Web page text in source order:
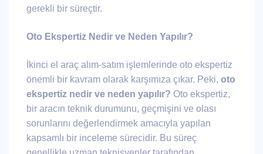
gerekli bir süreçtir.
Oto Ekspertiz Nedir ve Neden Yapılır?
İkinci el araç alım-satım işlemlerinde oto ekspertiz
önemli bir kavram olarak karşımıza çıkar. Peki, oto
ekspertiz nedir ve neden yapılır? Oto ekspertiz,
bir aracın teknik durumunu, geçmişini ve olası
sorunlarını değerlendirmek amacıyla yapılan
kapsamlı bir inceleme sürecidir. Bu süreç